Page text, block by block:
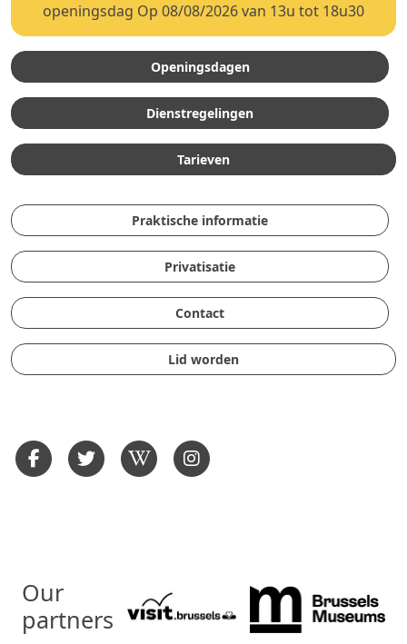
openingsdag Op 08/08/2026 van 13u tot 18u30
Openingsdagen
Dienstregelingen
Tarieven
Praktische informatie
Privatisatie
Contact
Lid worden
Our
partners